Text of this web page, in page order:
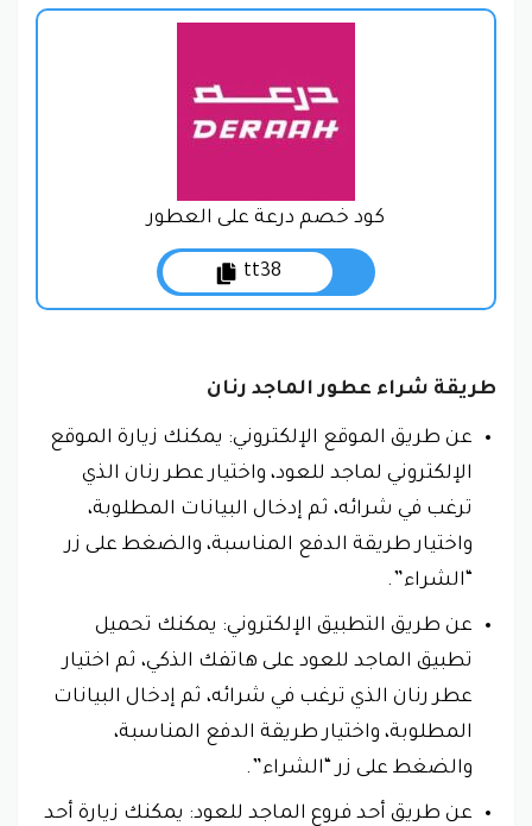
كود خصم درعة على العطور
tt38
طريقة شراء عطور الماجد رنان
عن طريق الموقع الإلكتروني: يمكنك زيارة الموقع
الإلكتروني لماجد للعود، واختيار عطر رنان الذي
ترغب في شرائه، ثم إدخال البيانات المطلوبة،
واختيار طريقة الدفع المناسبة، والضغط على زر
“الشراء”.
عن طريق التطبيق الإلكتروني: يمكنك تحميل
تطبيق الماجد للعود على هاتفك الذكي، ثم اختيار
عطر رنان الذي ترغب في شرائه، ثم إدخال البيانات
المطلوبة، واختيار طريقة الدفع المناسبة،
والضغط على زر “الشراء”.
عن طريق أحد فروع الماجد للعود: يمكنك زيارة أحد